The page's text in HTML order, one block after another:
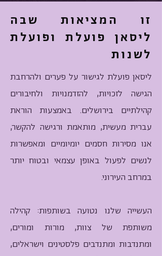
זו המציאות שבה
ליסאן פועלת ופועלת
לשנות
ליסאן פועלת לגישור על פערים ולהרחבת
הגישה לזכויות, להזדמנויות ולחיבורים
קהילתיים בירושלים. באמצעות הוראת
עברית מעשית, מותאמת ורגישה להקשר,
אנו מסירות חסמים יומיומיים ומאפשרות
לנשים לפעול באופן עצמאי ובטוח יותר
במרחב העירוני.
העשייה שלנו נטועה בשותפות: קהילה
משותפת של צוות, מורות ומורים,
ומתנדבות ומתנדבים פלסטינים וישראלים,